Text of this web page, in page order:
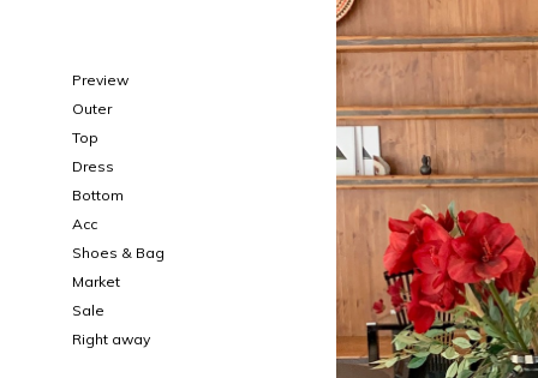
Preview
Outer
Top
Dress
Bottom
Acc
Shoes & Bag
Market
Sale
Right away